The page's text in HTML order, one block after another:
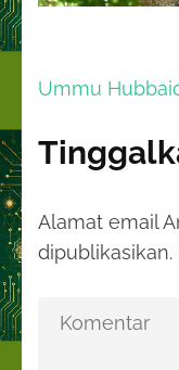
Navigasi
Ummu
Alamat email
dipublikasikan.